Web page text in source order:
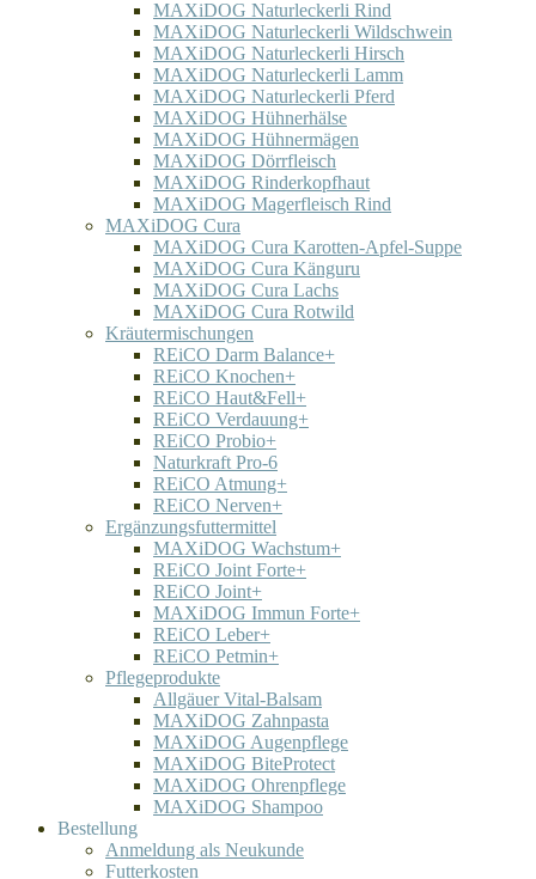
MAXiDOG Naturleckerli Rind
MAXiDOG Naturleckerli Wildschwein
MAXiDOG Naturleckerli Hirsch
MAXiDOG Naturleckerli Lamm
MAXiDOG Naturleckerli Pferd
MAXiDOG Hühnerhälse
MAXiDOG Hühnermägen
MAXiDOG Dörrfleisch
MAXiDOG Rinderkopfhaut
MAXiDOG Magerfleisch Rind
MAXiDOG Cura
MAXiDOG Cura Karotten-Apfel-Suppe
MAXiDOG Cura Känguru
MAXiDOG Cura Lachs
MAXiDOG Cura Rotwild
Kräutermischungen
REiCO Darm Balance+
REiCO Knochen+
REiCO Haut&Fell+
REiCO Verdauung+
REiCO Probio+
Naturkraft Pro-6
REiCO Atmung+
REiCO Nerven+
Ergänzungsfuttermittel
MAXiDOG Wachstum+
REiCO Joint Forte+
REiCO Joint+
MAXiDOG Immun Forte+
REiCO Leber+
REiCO Petmin+
Pflegeprodukte
Allgäuer Vital-Balsam
MAXiDOG Zahnpasta
MAXiDOG Augenpflege
MAXiDOG BiteProtect
MAXiDOG Ohrenpflege
MAXiDOG Shampoo
Bestellung
Anmeldung als Neukunde
Futterkosten